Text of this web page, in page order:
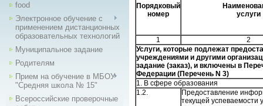
food
Электронное обучение с
применением дистанционных
образовательных технологий
Муниципальное задание
Родителям
Прием на обучение в МБОУ
"Средняя школа № 15"
Всероссийские проверочные
Порядковый
номер
услуги
1
2
Услуги, которые подлежат
учреждениями и другими
задание (заказ), и включены в
Федерации (Перечень N 3)
1. В сфере образования
1.2.
Предоставление
текущей успеваемости